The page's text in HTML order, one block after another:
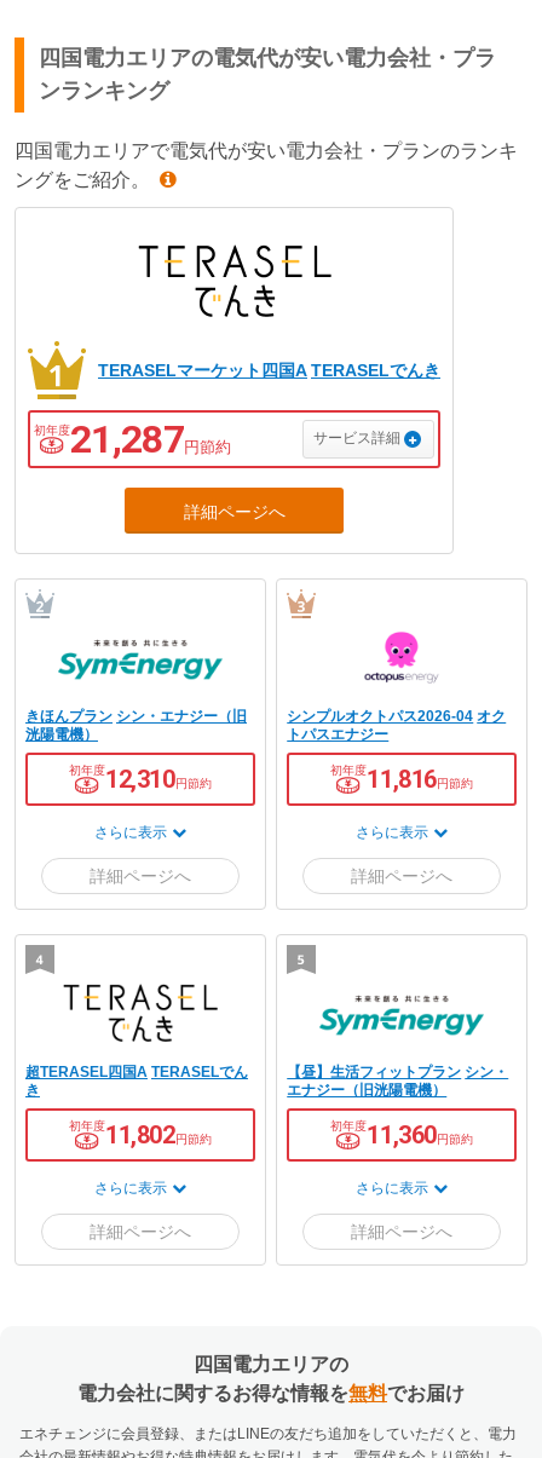
期間/2023年9月～2024年8月)
四国電力エリアの電気代が安い電力会社・プラ
ンランキング
四国電力エリアで電気代が安い電力会社・プランのランキ
ングをご紹介。
TERASELマーケット四国ATERASELでんき
初年度21,287円節約 サービス詳細
きほんプラン シン・エナジー（旧
洸陽電機）
初年度12,310円節約
さらに表示
シンプルオクトパス2026-04 オク
トパスエナジー
初年度11,816円節約
さらに表示
超TERASEL四国A TERASELでん
き
初年度11,802円節約
さらに表示
【昼】生活フィットプラン シン・
エナジー（旧洸陽電機）
初年度11,360円節約
さらに表示
四国電力エリアの
電力会社に関するお得な情報を無料でお届け
エネチェンジに会員登録、またはLINEの友だち追加をしていただくと、電力